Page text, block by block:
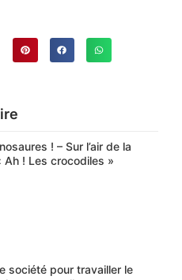
! – Sur l’air de la
Ah ! Les crocodiles »
société pour travailler le